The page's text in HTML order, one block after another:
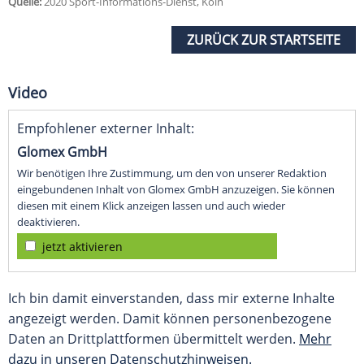
ZURÜCK ZUR STARTSEITE
Video
Empfohlener externer Inhalt:
Glomex GmbH
Wir benötigen Ihre Zustimmung, um den von unserer Redaktion
eingebundenen Inhalt von Glomex GmbH anzuzeigen. Sie können
diesen mit einem Klick anzeigen lassen und auch wieder
deaktivieren.
jetzt aktivieren
Ich bin damit einverstanden, dass mir externe Inhalte
angezeigt werden. Damit können personenbezogene
Daten an Drittplattformen übermittelt werden. Mehr
dazu in unseren Datenschutzhinweisen.